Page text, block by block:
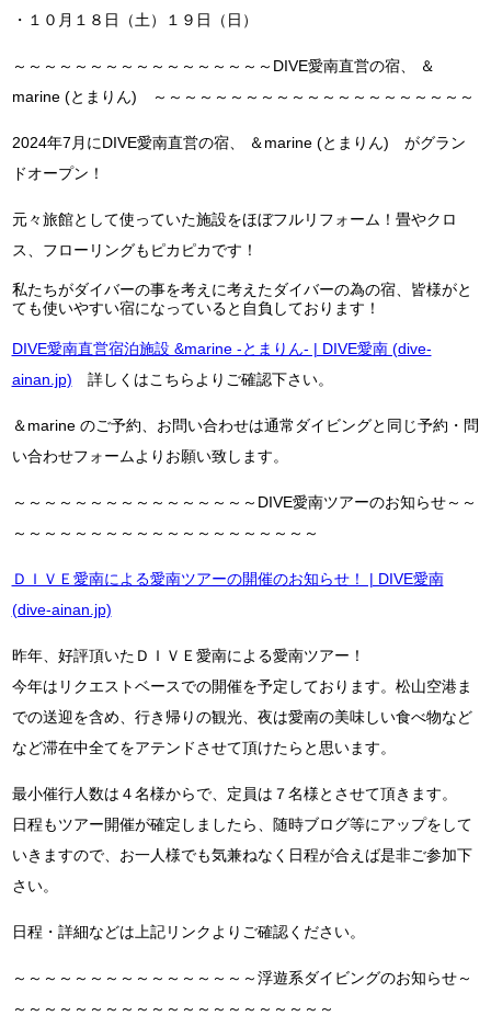
・１０月１８日（土）１９日（日）
～～～～～～～～～～～～～～～～～DIVE愛南直営の宿、 ＆
marine (とまりん) ～～～～～～～～～～～～～～～～～～～～～
2024年7月にDIVE愛南直営の宿、 ＆marine (とまりん) がグラン
ドオープン！
元々旅館として使っていた施設をほぼフルリフォーム！畳やクロ
ス、フローリングもピカピカです！
私たちがダイバーの事を考えに考えたダイバーの為の宿、皆様がと
ても使いやすい宿になっていると自負しております！
DIVE愛南直営宿泊施設 &marine -とまりん- | DIVE愛南 (dive-
ainan.jp) 詳しくはこちらよりご確認下さい。
＆marine のご予約、お問い合わせは通常ダイビングと同じ予約・問
い合わせフォームよりお願い致します。
～～～～～～～～～～～～～～～～DIVE愛南ツアーのお知らせ～～
～～～～～～～～～～～～～～～～～～～～
ＤＩＶＥ愛南による愛南ツアーの開催のお知らせ！ | DIVE愛南
(dive-ainan.jp)
昨年、好評頂いたＤＩＶＥ愛南による愛南ツアー！
今年はリクエストベースでの開催を予定しております。松山空港ま
での送迎を含め、行き帰りの観光、夜は愛南の美味しい食べ物など
など滞在中全てをアテンドさせて頂けたらと思います。
最小催行人数は４名様からで、定員は７名様とさせて頂きます。
日程もツアー開催が確定しましたら、随時ブログ等にアップをして
いきますので、お一人様でも気兼ねなく日程が合えば是非ご参加下
さい。
日程・詳細などは上記リンクよりご確認ください。
～～～～～～～～～～～～～～～～浮遊系ダイビングのお知らせ～
～～～～～～～～～～～～～～～～～～～～～